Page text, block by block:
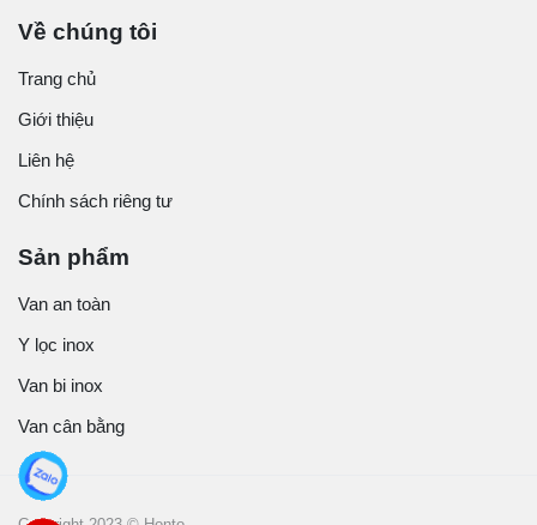
Về chúng tôi
Trang chủ
Giới thiệu
Liên hệ
Chính sách riêng tư
Sản phẩm
Van an toàn
Y lọc inox
Van bi inox
Van cân bằng